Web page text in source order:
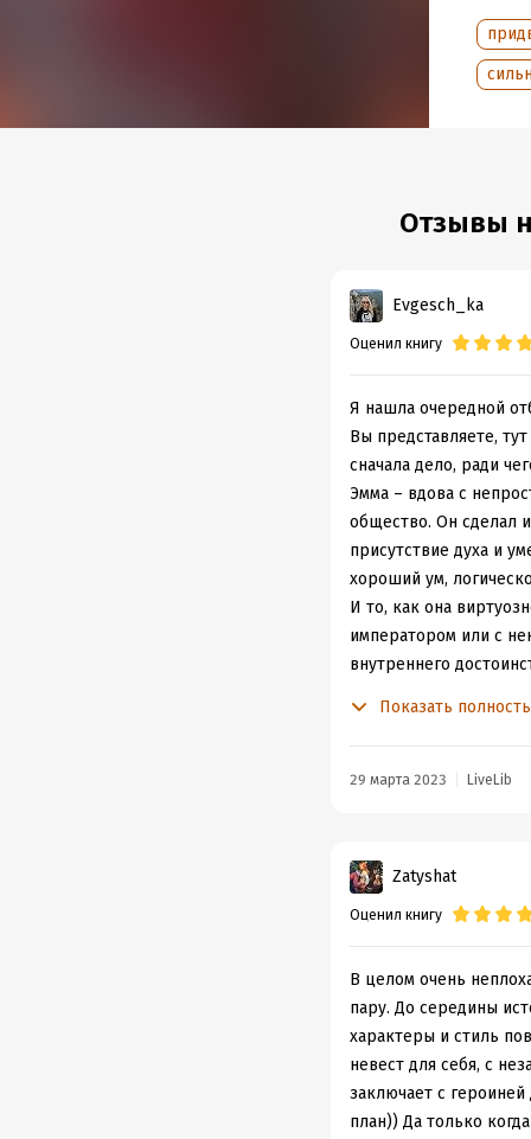
Отзывы
Evgesch_ka
Оценил книгу
Я нашла очередной
Вы представляете,
сначала дело, ради
Эмма – вдова с
общество. Он сделал
присутствие духа и
хороший ум,
И то, как она
императором или с
внутреннего
Но именно в этом и
голову. И я его
С таким эмоциями,
немного
канонические. Здесь
нужной благородной
красноречие и
Нестандартный
Показать
29 марта 2023 LiveLib
Zatyshat
Оценил книгу
В целом очень
пару. До середины
характеры и стиль
невест для себя, с
заключает с
план)) Да только